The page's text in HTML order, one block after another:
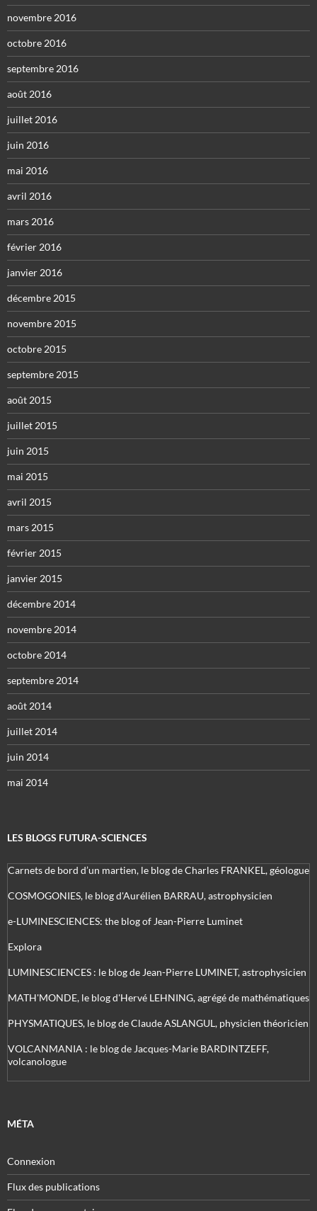
novembre 2016
octobre 2016
septembre 2016
août 2016
juillet 2016
juin 2016
mai 2016
avril 2016
mars 2016
février 2016
janvier 2016
décembre 2015
novembre 2015
octobre 2015
septembre 2015
août 2015
juillet 2015
juin 2015
mai 2015
avril 2015
mars 2015
février 2015
janvier 2015
décembre 2014
novembre 2014
octobre 2014
septembre 2014
août 2014
juillet 2014
juin 2014
mai 2014
LES BLOGS FUTURA-SCIENCES
Carnets de bord d’un martien, le blog de Charles FRANKEL, géologue
COSMOGONIES, le blog d'Aurélien BARRAU, astrophysicien
e-LUMINESCIENCES: the blog of Jean-Pierre Luminet
Explora
LUMINESCIENCES : le blog de Jean-Pierre LUMINET, astrophysicien
MATH'MONDE, le blog d'Hervé LEHNING, agrégé de mathématiques
PHYSMATIQUES, le blog de Claude ASLANGUL, physicien théoricien
VOLCANMANIA : le blog de Jacques-Marie BARDINTZEFF,
volcanologue
MÉTA
Connexion
Flux des publications